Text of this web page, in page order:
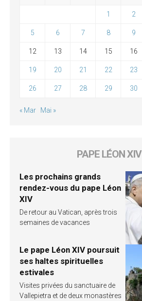
1 2
5 6 7 8 9
12 13 14 15 16
19 20 21 22 23
26 27 28 29 30
« Mar Mai »
PAPE LÉON XIV
Les prochains grands
rendez-vous du pape Léon
XIV
De retour au Vatican, après trois
semaines de vacances
Le pape Léon XIV poursuit
ses haltes spirituelles
estivales
Visites privées du sanctuaire de
Vallepietra et de deux monastères